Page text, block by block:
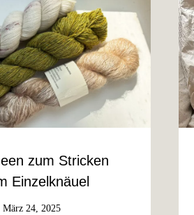
zum Stricken
Einzelknäuel
März 24, 2025